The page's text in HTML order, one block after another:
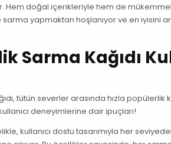
Hem doğal içerikleriyle hem de
yapmaktan hoşlanıyor ve en iyisini
Sarma Kağıdı
tütün severler arasında hızla popülerlik
deneyimlerine dair ipuçları!
kullanıcı dostu tasarımıyla her